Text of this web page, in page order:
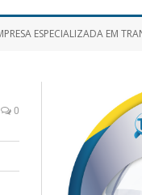
A PACIENTES QUE REALIZAM TRATAMENTO FORA DO
0